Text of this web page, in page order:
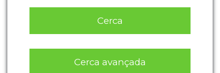
Cerca
Cerca avançada